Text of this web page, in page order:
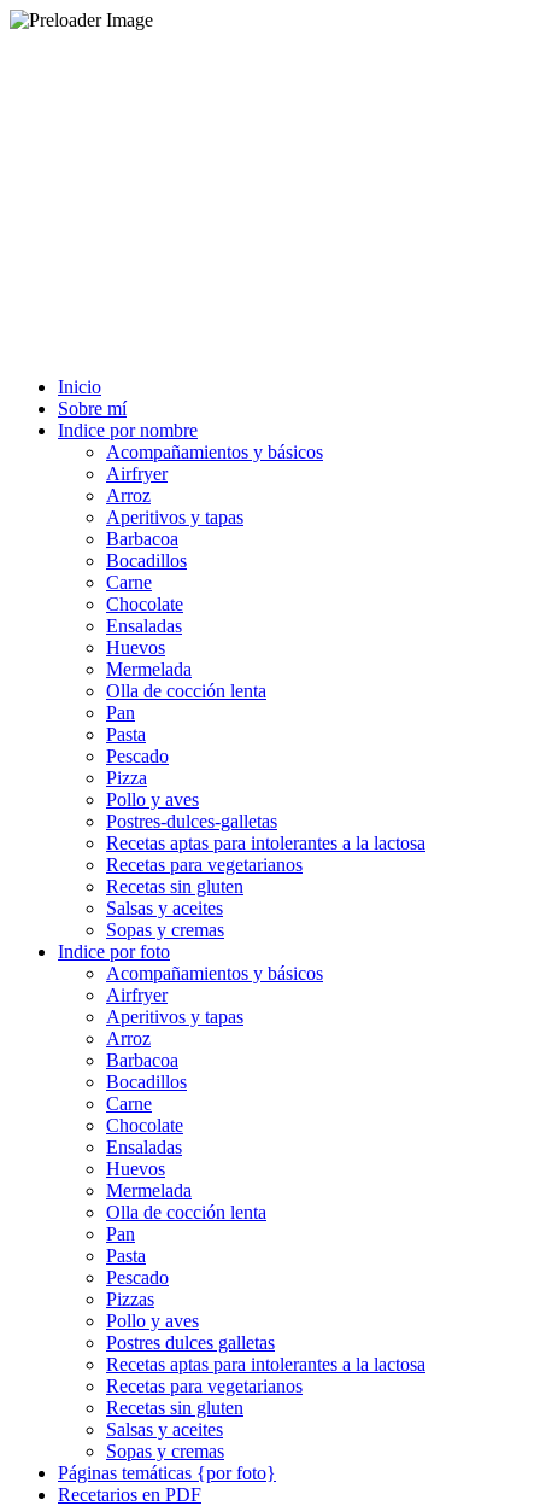
Inicio
Sobre mí
Indice por nombre
Acompañamientos y básicos
Airfryer
Arroz
Aperitivos y tapas
Barbacoa
Bocadillos
Carne
Chocolate
Ensaladas
Huevos
Mermelada
Olla de cocción lenta
Pan
Pasta
Pescado
Pizza
Pollo y aves
Postres-dulces-galletas
Recetas aptas para intolerantes a la lactosa
Recetas para vegetarianos
Recetas sin gluten
Salsas y aceites
Sopas y cremas
Indice por foto
Acompañamientos y básicos
Airfryer
Aperitivos y tapas
Arroz
Barbacoa
Bocadillos
Carne
Chocolate
Ensaladas
Huevos
Mermelada
Olla de cocción lenta
Pan
Pasta
Pescado
Pizzas
Pollo y aves
Postres dulces galletas
Recetas aptas para intolerantes a la lactosa
Recetas para vegetarianos
Recetas sin gluten
Salsas y aceites
Sopas y cremas
Páginas temáticas {por foto}
Recetarios en PDF